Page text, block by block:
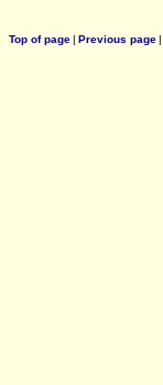
Top of page| Previous page|